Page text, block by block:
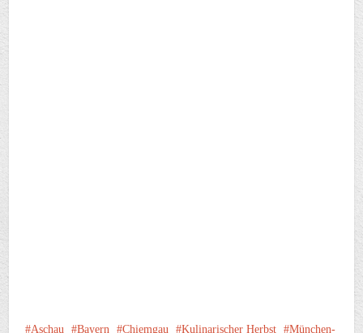
Aschau Bayern Chiemgau Kulinarischer Herbst München-